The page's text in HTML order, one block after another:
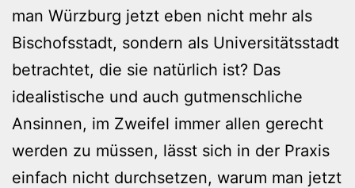
man Würzburg jetzt eben nicht mehr als
Bischofsstadt, sondern als Universitätsstadt
betrachtet, die sie natürlich ist? Das
idealistische und auch gutmenschliche
Ansinnen, im Zweifel immer allen gerecht
werden zu müssen, lässt sich in der Praxis
einfach nicht durchsetzen, warum man jetzt